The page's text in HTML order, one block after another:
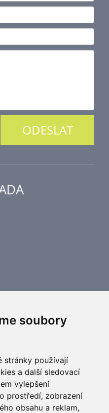
soubory
stránky používají
a další sledovací
vylepšení
prostředí, zobrazení
obsahu a reklam,